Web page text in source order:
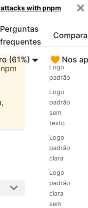
with pnpm
Perguntas
frequentes
(61%)
🧡 Nos
Logo
padrão
Logo
padrão
sem
texto
Logo
padrão
clara
Logo
padrão
clara
sem